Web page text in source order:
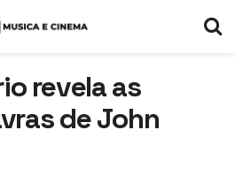
revela as
de John